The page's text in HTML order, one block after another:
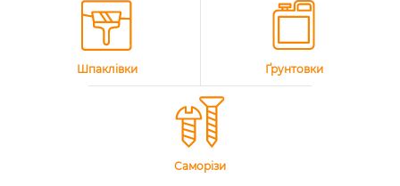
Шпаклівки Ґрунтовки
Саморізи